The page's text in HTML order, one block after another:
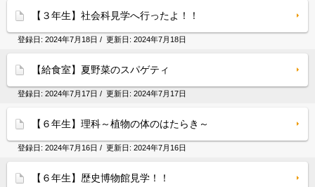
【３年生】社会科見学へ行ったよ！！
登録日: 2024年7月18日 / 更新日: 2024年7月18日
【給食室】夏野菜のスパゲティ
登録日: 2024年7月17日 / 更新日: 2024年7月17日
【６年生】理科～植物の体のはたらき～
登録日: 2024年7月16日 / 更新日: 2024年7月16日
【６年生】歴史博物館見学！！